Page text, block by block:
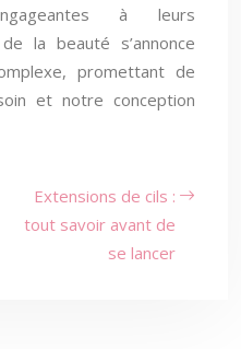
à leurs
la beauté s’annonce
promettant de
et notre conception
Extensions de cils :
tout savoir avant de
se lancer